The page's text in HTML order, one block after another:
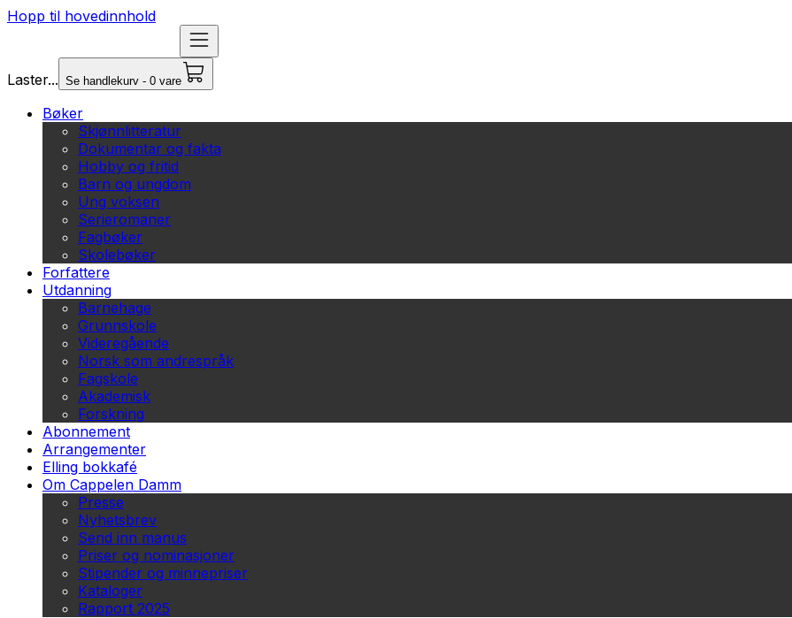
Hopp til hovedinnhold
Laster... Se handlekurv - 0 vare
Bøker
Skjønnlitteratur
Dokumentar og fakta
Hobby og fritid
Barn og ungdom
Ung voksen
Serieromaner
Fagbøker
Skolebøker
Forfattere
Utdanning
Barnehage
Grunnskole
Videregående
Norsk som andrespråk
Fagskole
Akademisk
Forskning
Abonnement
Arrangementer
Elling bokkafé
Om Cappelen Damm
Presse
Nyhetsbrev
Send inn manus
Priser og nominasjoner
Stipender og minnepriser
Kataloger
Rapport 2025